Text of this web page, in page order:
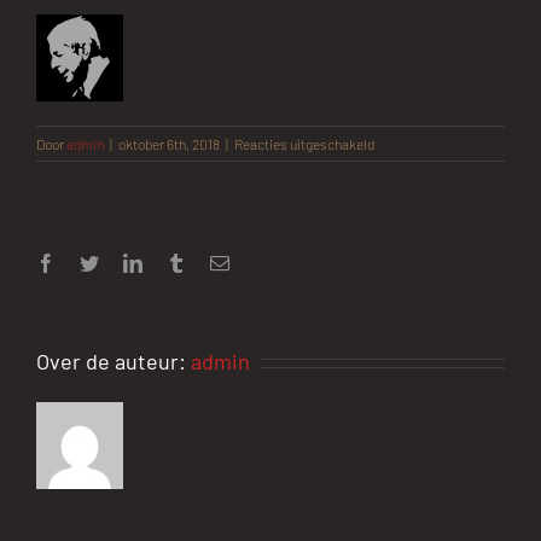
Dooradmin | oktober 6th, 2018 | Reacties uitgeschakeldvoor
cohen@72
Facebook
TwitterLinkedInTumblrE-
Over de auteur: admin